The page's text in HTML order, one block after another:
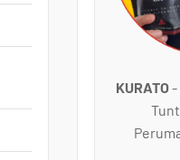
KURATO-